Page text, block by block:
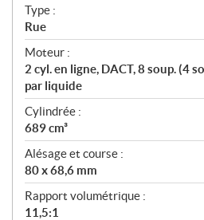
c
a
t
i
o
n
s
Type :
Rue
Moteur :
2 cyl. en ligne, DACT, 8 soup. (4
par liquide
Cylindrée :
689 cm³
Alésage et course :
80 x 68,6 mm
Rapport volumétrique :
11,5:1